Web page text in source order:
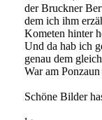
der Bruckner
dem ich ihm
Kometen hinter
Und da hab ich
genau dem
War am
Schöne Bilder